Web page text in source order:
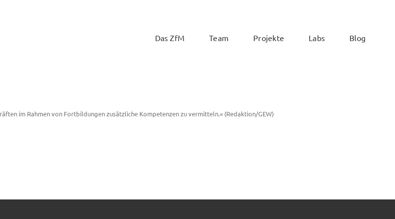
Das ZfM Team Projekte Labs Blog
im Rahmen von Fortbildungen zusätzliche Kompetenzen zu vermitteln.« (Redaktion/GEW)